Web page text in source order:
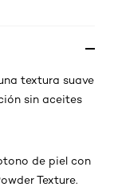
textura suave
sin aceites
de piel con
Texture.